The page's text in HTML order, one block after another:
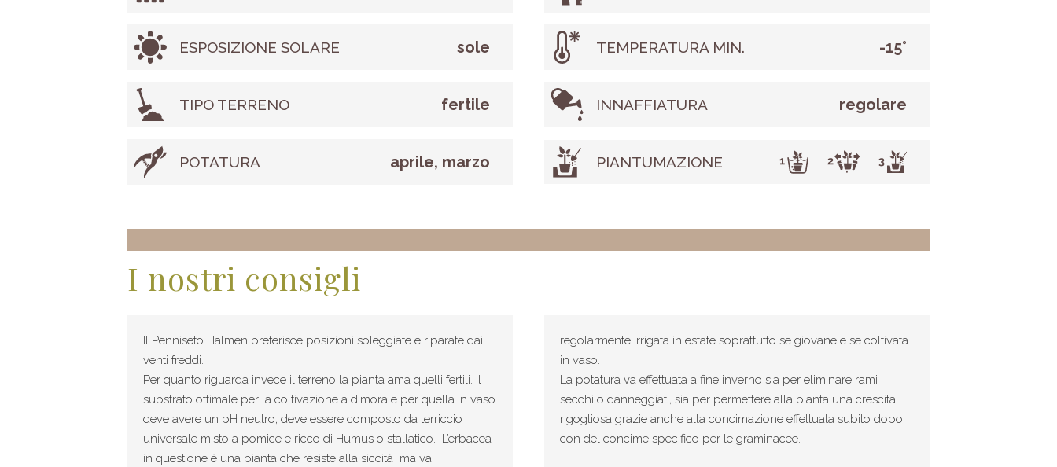
ESPOSIZIONE SOLARE sole TEMPERATURA MIN. -15°
TIPO TERRENO fertile INNAFFIATURA regolare
POTATURA aprile, marzo PIANTUMAZIONE
I nostri consigli
Il Penniseto Halmen preferisce posizioni soleggiate e riparate dai
venti freddi.
Per quanto riguarda invece il terreno la pianta ama quelli fertili. Il
substrato ottimale per la coltivazione a dimora e per quella in vaso
deve avere un pH neutro, deve essere composto da terriccio
universale misto a pomice e ricco di Humus o stallatico. L’erbacea
in questione è una pianta che resiste alla siccità ma va
regolarmente irrigata in estate soprattutto se giovane e se coltivata
in vaso.
La potatura va effettuata a fine inverno sia per eliminare rami
secchi o danneggiati, sia per permettere alla pianta una crescita
rigogliosa grazie anche alla concimazione effettuata subito dopo
con del concime specifico per le graminacee.